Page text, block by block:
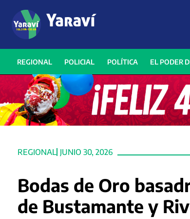
REGIONAL POLICIAL POLÍTICA EL PODER
REGIONAL JUNIO 30, 2026
Bodas de Oro
de Bustamante y